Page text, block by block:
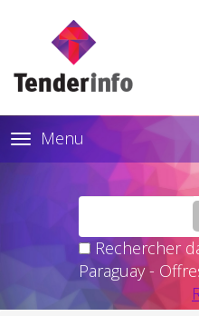
Toggle
navigation
Menu
Rechercher
Paraguay -